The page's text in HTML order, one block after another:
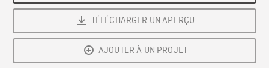
TÉLÉCHARGER UN APERÇU
AJOUTER À UN PROJET